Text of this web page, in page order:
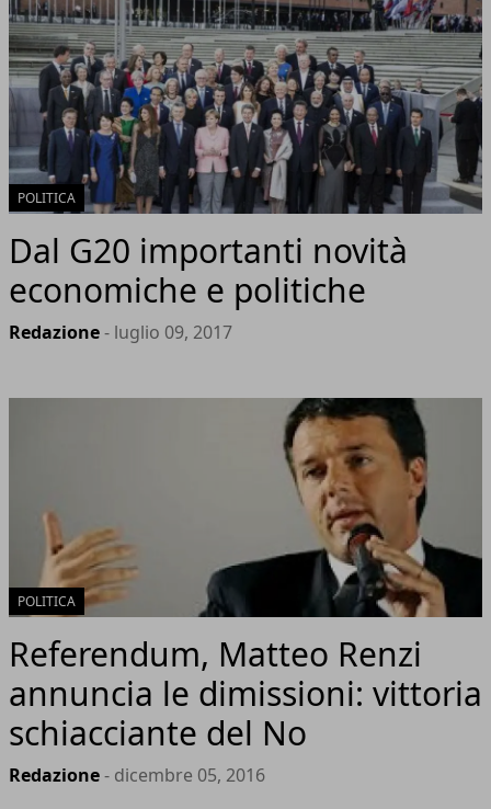
POLITICA
Dal G20 importanti novità
economiche e politiche
Redazione- luglio 09, 2017
POLITICA
Referendum, Matteo Renzi
annuncia le dimissioni: vittoria
schiacciante del No
Redazione- dicembre 05, 2016